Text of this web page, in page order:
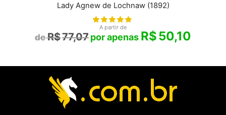
Lady Agnew de Lochnaw (1892)
A partir de
R$77,07 R$50,10